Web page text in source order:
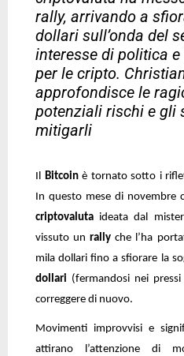
rally, arrivando a
dollari sull’onda del
interesse di politica
per le cripto.
approfondisce le
potenziali rischi e gli
mitigarli
Il Bitcoinè tornato sotto i
In questo mese di novembre
criptovaluta ideata dal
vissuto unrallyche l’ha
mila dollari fino a sfiorare la
dollari (fermandosi nei
correggere di nuovo.
Movimenti improvvisi e
attirano l’attenzione di